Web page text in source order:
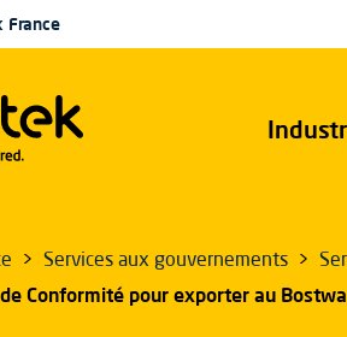
France
Services aux gouvernements
Conformité pour exporter au